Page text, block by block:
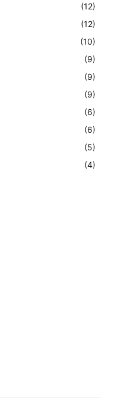
(12)
(12)
(10)
(9)
(9)
(9)
(6)
(6)
(5)
(4)